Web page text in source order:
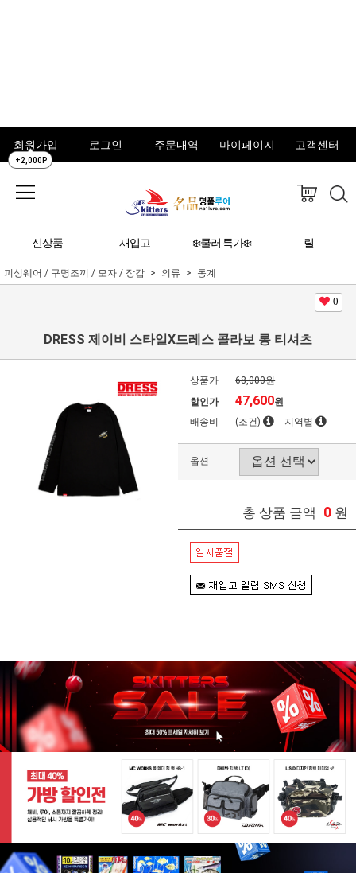
회원가입
+2,000P
로그인 주문내역 마이페이지 고객센터
신상품 재입고 ❄️쿨러 특가❄️ 릴
피싱웨어 / 구명조끼 / 모자 / 장갑 의류 동계
0
DRESS 제이비 스타일X드레스 콜라보 롱 티셔츠
상품가
68,000원
할인가
47,600원
배송비
(조건) 지역별
옵션
총 상품 금액 0 원